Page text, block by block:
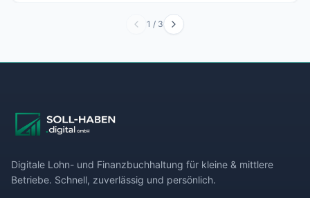
1 / 3
Digitale Lohn- und Finanzbuchhaltung für kleine & mittlere
Betriebe. Schnell, zuverlässig und persönlich.